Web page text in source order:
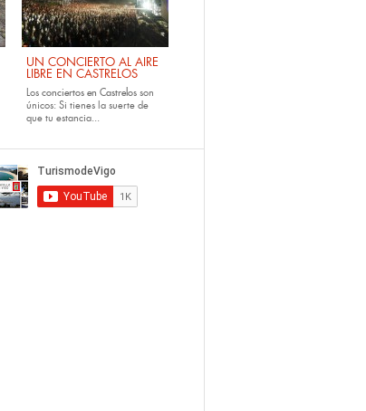
UN CONCIERTO AL AIRE
LIBRE EN CASTRELOS
Los conciertos en Castrelos son
únicos: Si tienes la suerte de
que tu estancia...